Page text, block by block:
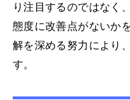
り注目するのではなく
態度に改善点がないか
解を深める努力により
す。